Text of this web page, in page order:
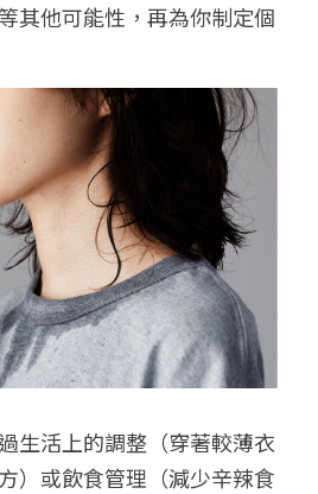
其他可能性，再為你制定個
生活上的調整（穿著較薄衣
）或飲食管理（減少辛辣食